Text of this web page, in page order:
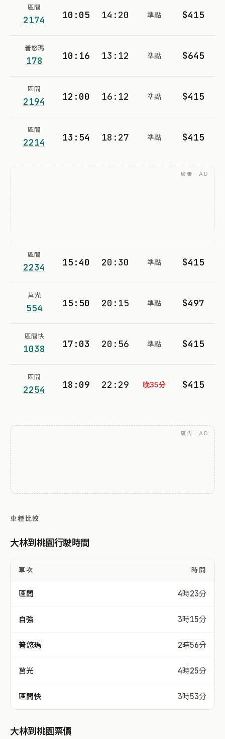
區間
2174 10:05 14:20 準點 $415
普悠瑪
178 10:16 13:12 準點 $645
區間
2194 12:00 16:12 準點 $415
區間
2214 13:54 18:27 準點 $415
廣告 · AD
區間
2234 15:40 20:30 準點 $415
莒光
554 15:50 20:15 準點 $497
區間快
1038 17:03 20:56 準點 $415
區間
2254 18:09 22:29 晚35分 $415
廣告 · AD
車種比較
大林到桃園行駛時間
車次 時間
區間 4時23分
自強 3時15分
普悠瑪 2時56分
莒光 4時25分
區間快 3時53分
大林到桃園票價